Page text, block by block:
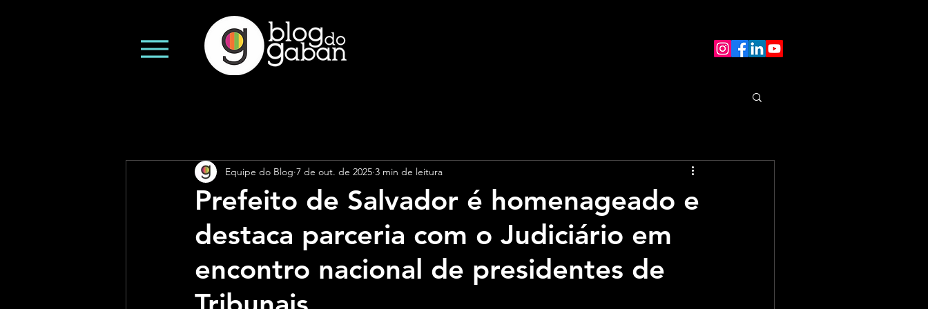
Prefeito de Salvador é homenageado e
destaca parceria com o Judiciário em
encontro nacional de presidentes de
Equipe do Blog 7 de out. de 2025 3 min de leitura